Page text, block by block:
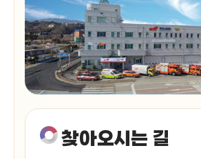
찾아오시는 길